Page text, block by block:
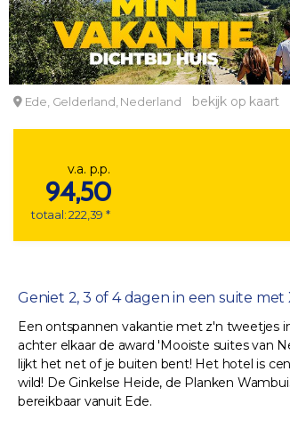
WEEKENDJE UNIEK OVERNACHTEN BUBBELBAD
Verblijf in een ultraluxe XXL
Hotel De Reehorst
Ede, Gelderland, Nederland bekijk op kaart
v.a. p.p.
94,50
totaal: 222,39 *
Geniet 2, 3 of 4 dagen in een suite
Een ontspannen vakantie met z'n tweetjes
achter elkaar de award 'Mooiste suites van
lijkt het net of je buiten bent! Het hotel is
wild! De Ginkelse Heide, de Planken
bereikbaar vanuit Ede.